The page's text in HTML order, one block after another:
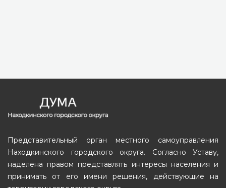
Представительный орган местного самоуправления
Находкинского городского округа. Согласно Уставу,
наделена правом представлять интересы населения и
принимать от его имени решения, действующие на